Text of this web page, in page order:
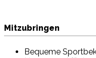
Mitzubringen
Bequeme